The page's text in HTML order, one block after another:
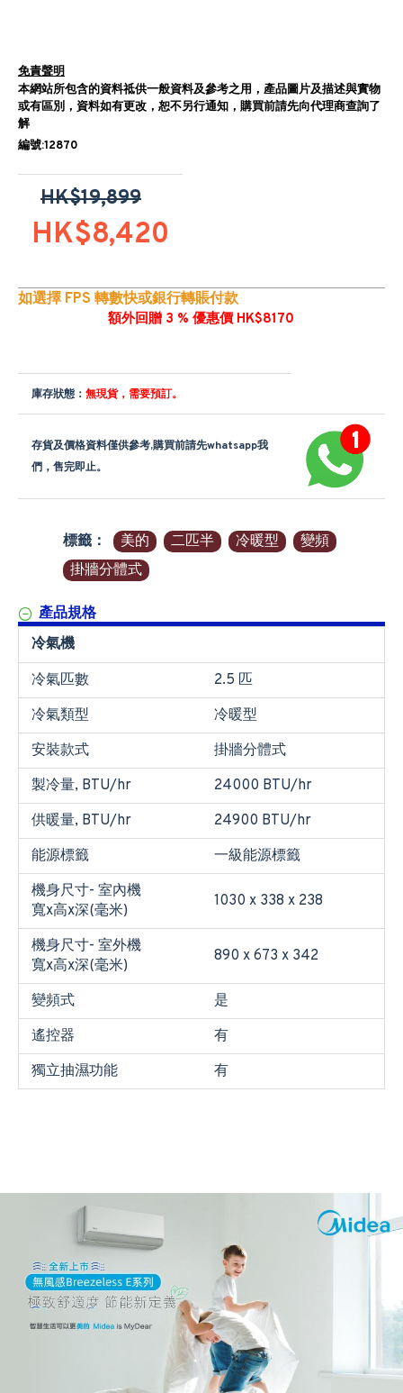
免責聲明
本網站所包含的資料祗供一般資料及參考之用，產品圖片及描述與實物
或有區別，資料如有更改，恕不另行通知，購買前請先向代理商查詢了
解
編號:12870
HK$8,420
HK$19,899
如選擇 FPS 轉數快或銀行轉賬付款
額外回贈 3 % 優惠價 HK$8170
庫存狀態： 無現貨，需要預訂。
存貨及價格資料僅供參考,購買前請先whatsapp我
們，售完即止。
標籤： 美的 二匹半 冷暖型
變頻
掛牆分體式
產品規格
冷氣機
冷氣匹數
2.5 匹
冷氣類型
冷暖型
安裝款式
掛牆分體式
製冷量, BTU/hr
24000 BTU/hr
供暖量, BTU/hr
24900 BTU/hr
能源標籤
一級能源標籤
機身尺寸- 室內機
寬x高x深(毫米)
1030 x 338 x 238
機身尺寸- 室外機
寬x高x深(毫米)
890 x 673 x 342
變頻式
是
遙控器
有
獨立抽濕功能
有